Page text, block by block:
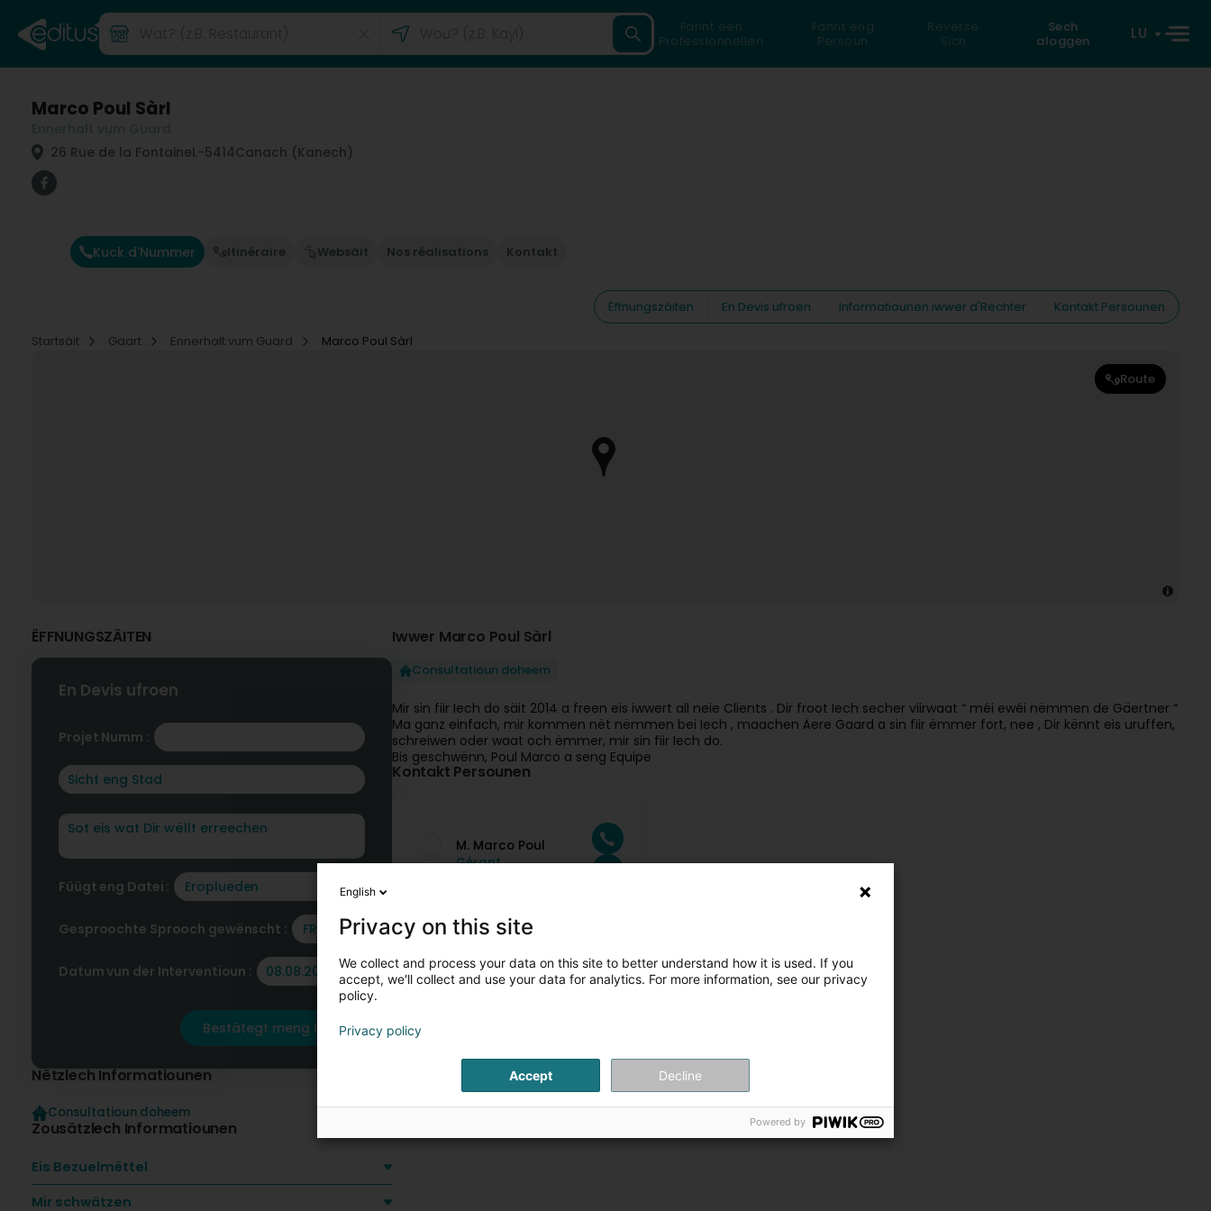
Fannt een
Professionnellen
Fannt eng
Persoun
Reverse
Sich
Sech
aloggen
LU
Marco Poul Sàrl
26 Rue de la FontaineL-5414Canach (Kanech)
Kuck d'Nummer Itinéraire Websäit Nos réalisations Kontakt
Ëffnungszäiten En Devis ufroen Informatiounen iwwer d'Rechter
Kontakt Persounen
Startsäit
Gaart Ennerhalt vum Guard Marco Poul Sàrl
Route
ËFFNUNGSZÄITEN
En Devis ufroen
Projet Numm :
Füügt eng Datei : Eroplueden
Gesproochte Sprooch gewënscht : FR
Datum vun der Interventioun :
Bestätegt meng Ufro
Nëtzlech Informatiounen
Consultatioun doheem
Zousätzlech Informatiounen
Eis Bezuelmëttel
Mir schwätzen
Iwwer Marco Poul Sàrl
Consultatioun doheem
Mir sin fiir Iech do säit 2014 a freen eis iwwert all neie Clients . Dir froot Iech secher viirwaat “ méi ewéi nëmmen de Gäertner “
Ma ganz einfach, mir kommen nët nëmmen bei Iech , maachen Äere Gaard a sin fiir ëmmer fort, nee , Dir kënnt eis uruffen,
schreiwen oder waat och ëmmer, mir sin fiir Iech do.
Bis geschwënn, Poul Marco a seng Equipe
Kontakt Persounen
M. Marco Poul
Gérant
English
Privacy on this site
We collect and process your data on this site to better understand how it is used. If you
accept, we'll collect and use your data for analytics. For more information, see our privacy
policy.
Privacy policy
Accept Decline
Powered by